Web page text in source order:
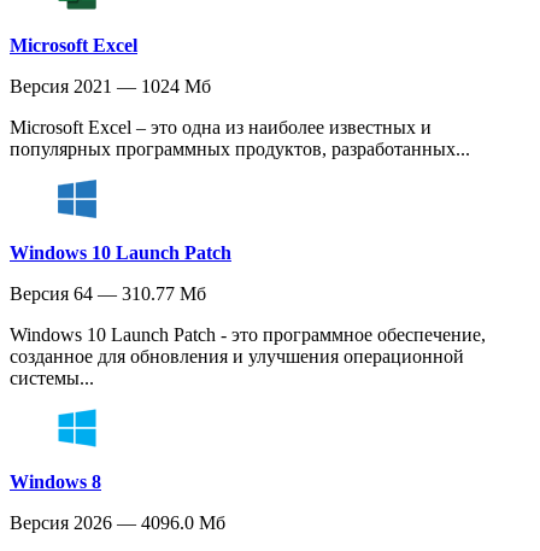
Microsoft Excel
Версия 2021 — 1024 Мб
Microsoft Excel – это одна из наиболее известных и
популярных программных продуктов, разработанных...
Windows 10 Launch Patch
Версия 64 — 310.77 Мб
Windows 10 Launch Patch - это программное обеспечение,
созданное для обновления и улучшения операционной
системы...
Windows 8
Версия 2026 — 4096.0 Мб